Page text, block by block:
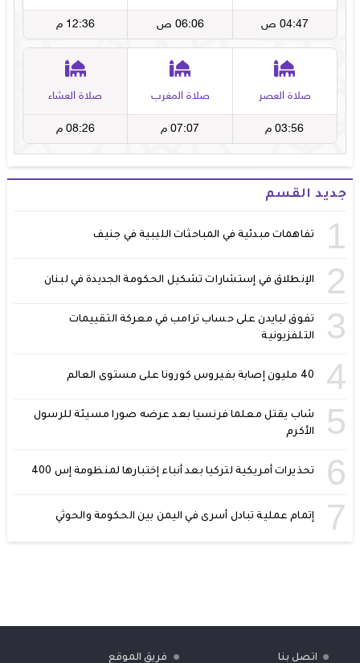
جديد القسم
1 تفاهمات مبدئية في المباحثات الليبية في جنيف
2 الإنطلاق في إستشارات تشكيل الحكومة الجديدة في لبنان
3
تفوق لبايدن على حساب ترامب في معركة التقييمات
التلفزيونية
4 40 مليون إصابة بفيروس كورونا على مستوى العالم
5
شاب يقتل معلما فرنسيا بعد عرضه صورا مسيئة للرسول
الأكرم
6 تحذيرات أمريكية لتركيا بعد أنباء إختبارها لمنظومة إس 400
7 إتمام عملية تبادل أسرى في اليمن بين الحكومة والحوثي
اتصل بنا فريق الموقع